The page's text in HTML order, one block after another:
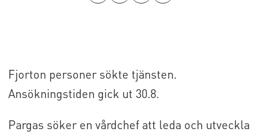
Fjorton personer sökte tjänsten.
Ansökningstiden gick ut 30.8.
Pargas söker en vårdchef att leda och utveckla